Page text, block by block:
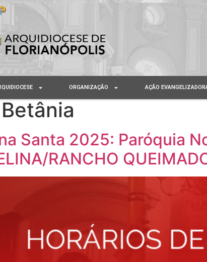
ORGANIZAÇÃO AÇÃO
Betânia
Santa 2025: Paróquia
RANCHO